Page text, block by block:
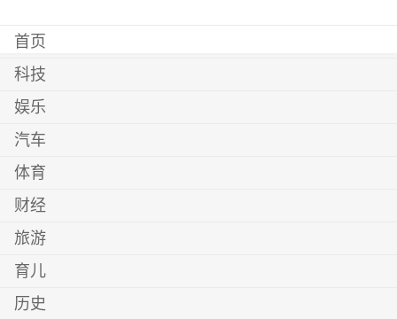
首页
科技
娱乐
汽车
体育
财经
旅游
育儿
历史